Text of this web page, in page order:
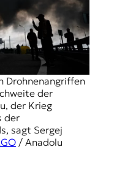
Drohnenangriffen
der
der Krieg
der
sagt Sergej
/ Anadolu